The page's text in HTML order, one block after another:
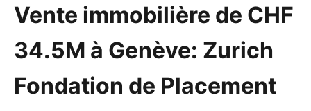
Vente immobilière de CHF
34.5M à Genève: Zurich
Fondation de Placement